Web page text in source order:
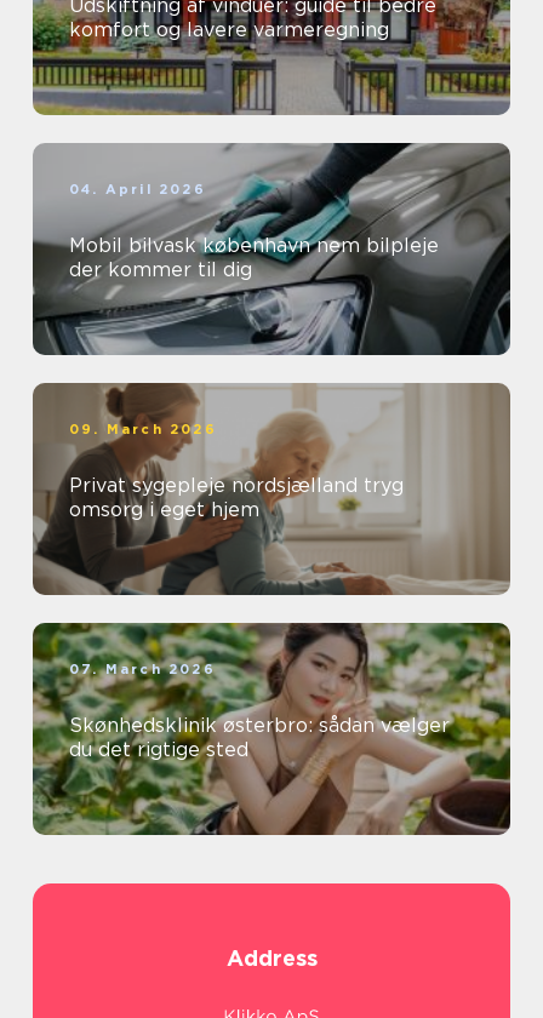
Udskiftning af vinduer: guide til bedre
komfort og lavere varmeregning
04. April 2026
Mobil bilvask københavn nem bilpleje
der kommer til dig
09. March 2026
Privat sygepleje nordsjælland tryg
omsorg i eget hjem
07. March 2026
Skønhedsklinik østerbro: sådan vælger
du det rigtige sted
Address